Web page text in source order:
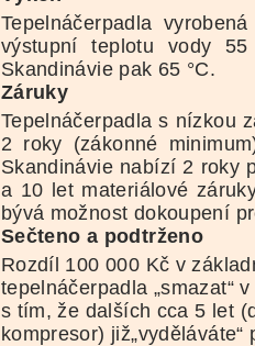
Tepelnáčerpadla
výstupní teplotu vody 55
Skandinávie pak 65 °C.
Záruky
Tepelnáčerpadla s nízkou
2 roky (zákonné
Skandinávie nabízí 2 roky
a 10 let materiálové
bývá možnost dokoupení
Sečteno a podtrženo
Rozdíl 100 000 Kč v
tepelnáčerpadla „smazat“
s tím, že dalších cca 5 let
kompresor) již„vyděláváte“